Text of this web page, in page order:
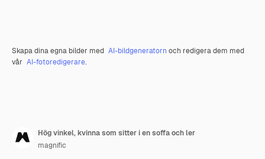
Skapa dina egna bilder med AI-bildgeneratorn och redigera dem med
vår AI-fotoredigerare.
Hög vinkel, kvinna som sitter i en soffa och ler
magnific